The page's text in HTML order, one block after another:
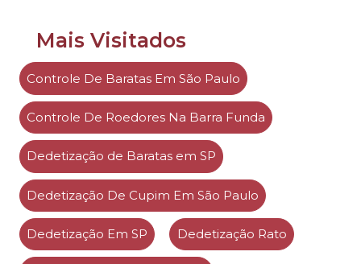
Mais Visitados
Controle De Baratas Em São Paulo
Controle De Roedores Na Barra Funda
Dedetização de Baratas em SP
Dedetização De Cupim Em São Paulo
Dedetização Em SP Dedetização Rato